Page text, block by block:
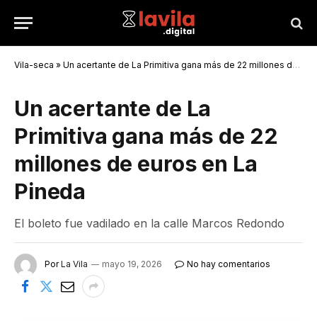
Vila-seca » Un acertante de La Primitiva gana más de 22 millones de euros en La Pineda
Un acertante de La
Primitiva gana más de 22
millones de euros en La
Pineda
El boleto fue vadilado en la calle Marcos Redondo
Por La Vila mayo 19, 2026 No hay comentarios